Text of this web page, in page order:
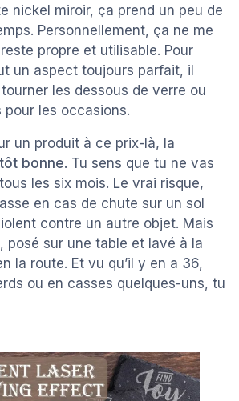
nickel miroir, ça prend un peu de
Personnellement, ça ne me
propre et utilisable. Pour
un aspect toujours parfait, il
les dessous de verre ou
les occasions.
un produit à ce prix-là, la
bonne. Tu sens que tu ne vas
les six mois. Le vrai risque,
en cas de chute sur un sol
contre un autre objet. Mais
posé sur une table et lavé à la
la route. Et vu qu’il y en a 36,
ou en casses quelques-uns, tu